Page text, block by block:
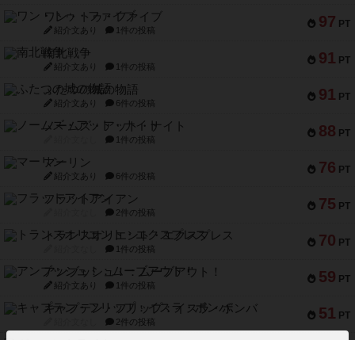
97 PT
ワン・トゥ・ファイブ
紹介文あり 1件の投稿
91 PT
南北戦争
紹介文あり 1件の投稿
91 PT
ふたつの城の物語
紹介文あり 6件の投稿
88 PT
ノームズ・アット・ナイト
1件の投稿
76 PT
マーリン
紹介文あり 6件の投稿
75 PT
フラットアイアン
2件の投稿
70 PT
トランスオリエント・エクスプレス
1件の投稿
59 PT
アンブッシュ！：ムーブアウト！
紹介文あり 1件の投稿
51 PT
キャプテン・フリップ：イスラ・ボンバ
2件の投稿